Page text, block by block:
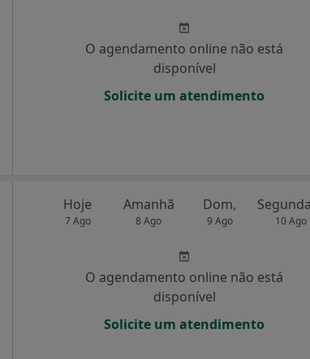
O agendamento online não está
disponível
Solicite um atendimento
Hoje
7 Ago
Amanhã
8 Ago
Dom,
9 Ago 10 Ago
O agendamento online não está
disponível
Solicite um atendimento